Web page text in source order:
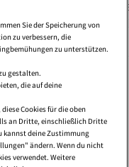
Kissenbezug
Alles Sehen
Kissenbezug 40X65
Kissenbezug 50X50
Kissenbezug 60X30
Sie der Speicherung von
zu verbessern, die
zu unterstützen.
gestalten.
die auf deine
Cookies für die oben
an Dritte, einschließlich Dritte
kannst deine Zustimmung
ändern. Wenn du nicht
verwendet. Weitere